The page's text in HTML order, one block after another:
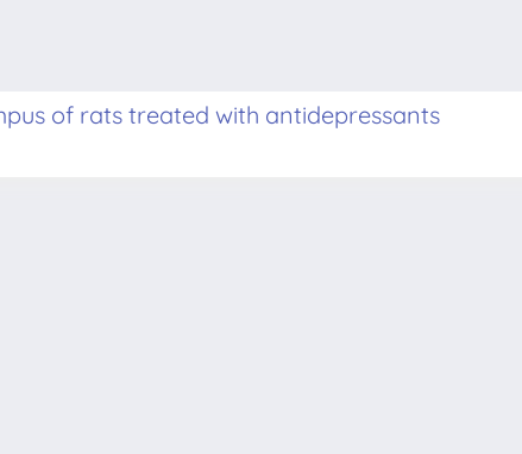
of rats treated with antidepressants